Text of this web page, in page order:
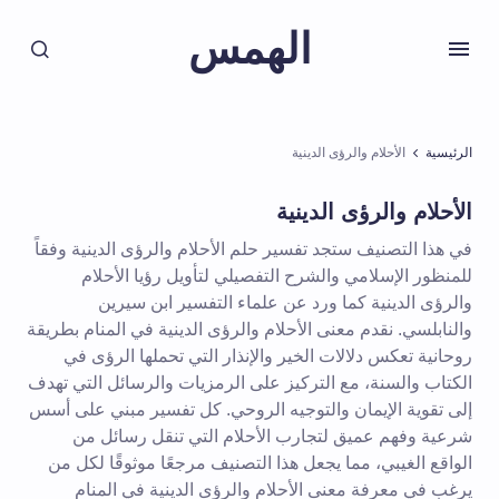
الهمس
الرئيسية الأحلام والرؤى الدينية
الأحلام والرؤى الدينية
في هذا التصنيف ستجد تفسير حلم الأحلام والرؤى الدينية وفقاً
للمنظور الإسلامي والشرح التفصيلي لتأويل رؤيا الأحلام
والرؤى الدينية كما ورد عن علماء التفسير ابن سيرين
والنابلسي. نقدم معنى الأحلام والرؤى الدينية في المنام بطريقة
روحانية تعكس دلالات الخير والإنذار التي تحملها الرؤى في
الكتاب والسنة، مع التركيز على الرمزيات والرسائل التي تهدف
إلى تقوية الإيمان والتوجيه الروحي. كل تفسير مبني على أسس
شرعية وفهم عميق لتجارب الأحلام التي تنقل رسائل من
الواقع الغيبي، مما يجعل هذا التصنيف مرجعًا موثوقًا لكل من
يرغب في معرفة معنى الأحلام والرؤى الدينية في المنام